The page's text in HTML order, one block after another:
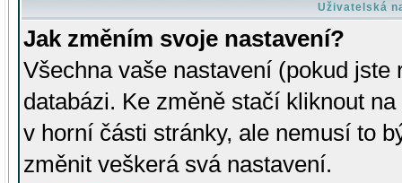
Uživatelská
Jak změním svoje nastavení?
Všechna vaše nastavení (pokud
databázi. Ke změně stačí kliknout
v horní části stránky, ale nemusí to
změnit veškerá svá nastavení.